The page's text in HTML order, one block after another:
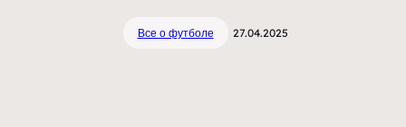
Все о футболе 27.04.2025